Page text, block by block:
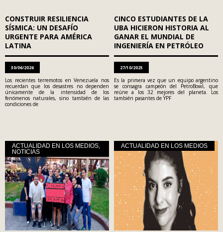
CONSTRUIR RESILIENCIA
SÍSMICA: UN DESAFÍO
URGENTE PARA AMÉRICA
LATINA
30/06/2026
Los recientes terremotos en Venezuela nos
recuerdan que los desastres no dependen
únicamente de la intensidad de los
fenómenos naturales, sino también de las
condiciones de
CINCO ESTUDIANTES DE LA
UBA HICIERON HISTORIA AL
GANAR EL MUNDIAL DE
INGENIERÍA EN PETRÓLEO
27/10/2025
Es la primera vez que un equipo argentino
se consagra campeón del PetroBowl, que
reúne a los 32 mejores del planeta. Los
también pasantes de YPF
ACTUALIDAD EN LOS MEDIOS,
NOTICIAS
ACTUALIDAD EN LOS MEDIOS